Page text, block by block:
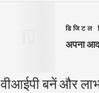
डिजिटल
अपना
वीआईपी बनें और